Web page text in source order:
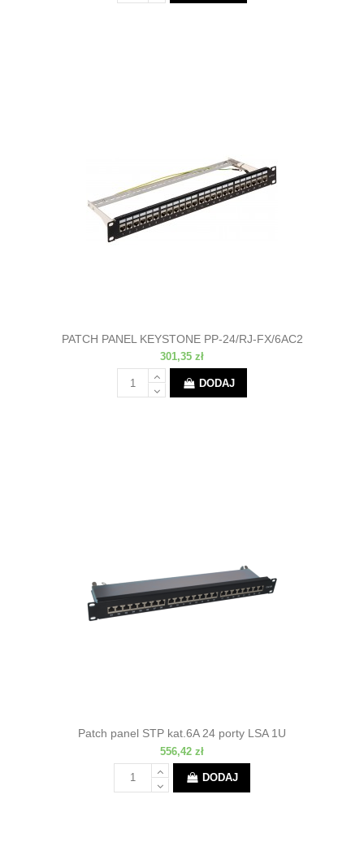
PATCH PANEL KEYSTONE PP-24/RJ-FX/6AC2
301,35 zł
DODAJ
Patch panel STP kat.6A 24 porty LSA 1U
556,42 zł
DODAJ